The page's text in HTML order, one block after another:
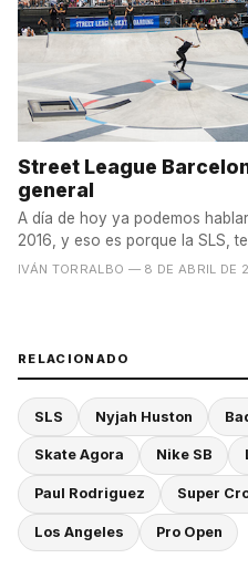
Street League
general
A día de hoy ya podemos
2016, y eso es porque la SLS,
IVÁN TORRALBO — 8 DE ABRIL DE
RELACIONADO
SLS Nyjah Huston
Skate Agora Nike SB
Paul Rodriguez Super
Los Angeles Pro Open